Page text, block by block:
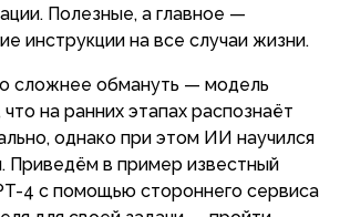
Полезные, а главное —
инструкции на все случаи жизни.
сложнее обмануть — модель
на ранних этапах распознаёт
однако при этом ИИ научился
Приведём в пример известный
4 с помощью стороннего сервиса